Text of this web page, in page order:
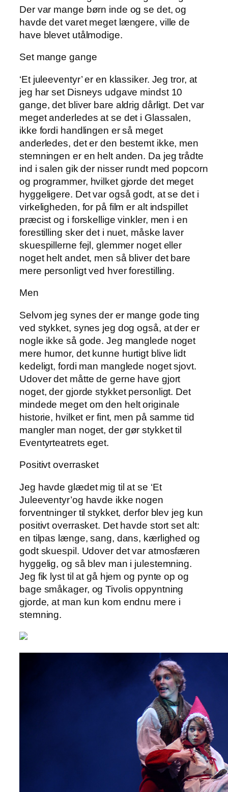
Der var mange børn inde og se det, og
havde det varet meget længere, ville de
have blevet utålmodige.
Set mange gange
‘Et juleeventyr’ er en klassiker. Jeg tror, at
jeg har set Disneys udgave mindst 10
gange, det bliver bare aldrig dårligt. Det var
meget anderledes at se det i Glassalen,
ikke fordi handlingen er så meget
anderledes, det er den bestemt ikke, men
stemningen er en helt anden. Da jeg trådte
ind i salen gik der nisser rundt med popcorn
og programmer, hvilket gjorde det meget
hyggeligere. Det var også godt, at se det i
virkeligheden, for på film er alt indspillet
præcist og i forskellige vinkler, men i en
forestilling sker det i nuet, måske laver
skuespillerne fejl, glemmer noget eller
noget helt andet, men så bliver det bare
mere personligt ved hver forestilling.
Men
Selvom jeg synes der er mange gode ting
ved stykket, synes jeg dog også, at der er
nogle ikke så gode. Jeg manglede noget
mere humor, det kunne hurtigt blive lidt
kedeligt, fordi man manglede noget sjovt.
Udover det måtte de gerne have gjort
noget, der gjorde stykket personligt. Det
mindede meget om den helt originale
historie, hvilket er fint, men på samme tid
mangler man noget, der gør stykket til
Eventyrteatrets eget.
Positivt overrasket
Jeg havde glædet mig til at se ‘Et
Juleeventyr’og havde ikke nogen
forventninger til stykket, derfor blev jeg kun
positivt overrasket. Det havde stort set alt:
en tilpas længe, sang, dans, kærlighed og
godt skuespil. Udover det var atmosfæren
hyggelig, og så blev man i julestemning.
Jeg fik lyst til at gå hjem og pynte op og
bage småkager, og Tivolis oppyntning
gjorde, at man kun kom endnu mere i
stemning.